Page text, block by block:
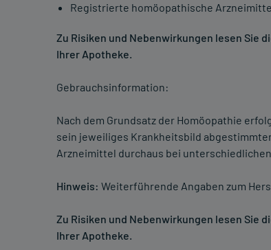
Registrierte homöopathische
Zu Risiken und Nebenwirkungen lesen Sie
Ihrer Apotheke.
Gebrauchsinformation:
Nach dem Grundsatz der Homöopathie
sein jeweiliges Krankheitsbild
Arzneimittel durchaus bei
Hinweis: Weiterführende Angaben zum
Zu Risiken und Nebenwirkungen lesen Sie
Ihrer Apotheke.